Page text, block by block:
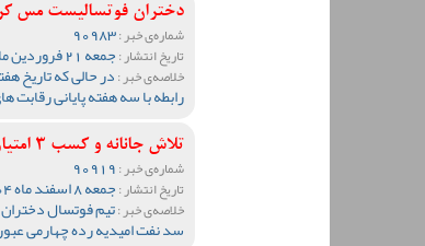
دختران فوتسالیست مس
شماره‌ی خبر :90983
تاریخ انتشار :جمعه 21 فروردین ماه 1405 ساعت 10:37
خلاصه‌ی خبر :در حالی که تاریخ
رابطه با سه هفته پایانی
تلاش جانانه و کسب 3 امتیاز فوتسالیست‌های دختر مس از امیدیه
شماره‌ی خبر :
تاریخ انتشار :جمعه 8 اسفند ماه 1404 ساعت 01:49
خلاصه‌ی خبر :تیم فوتسال
سد نفت امیدیه رده چهارمی